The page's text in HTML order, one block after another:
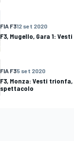
FIA F312 set 2020
F3, Mugello, Gara 1:
FIA F35 set 2020
F3, Monza: Vesti
spettacolo